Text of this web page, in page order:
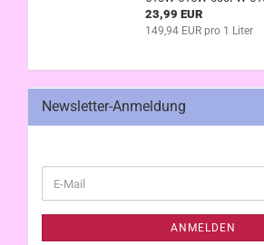
23,99 EUR
149,94 EUR pro 1 Liter
Newsletter-Anmeldung
ZUR
E-
Mail
ANMELDEN